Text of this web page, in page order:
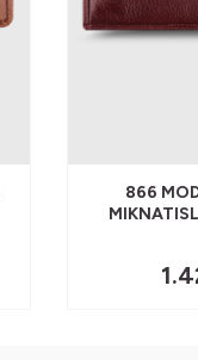
866